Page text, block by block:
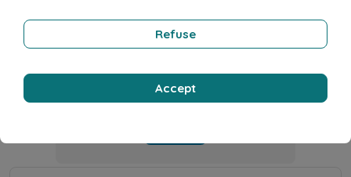
You must be logged in to comment
Refuse
Accept